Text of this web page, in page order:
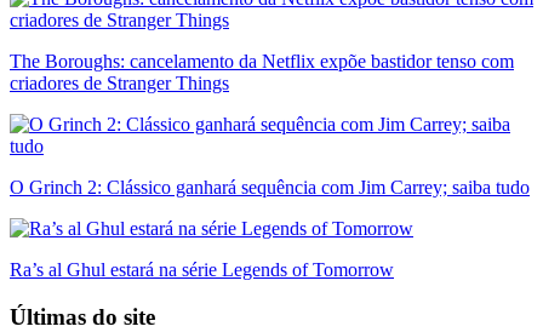
The Boroughs: cancelamento da Netflix expõe bastidor tenso com
criadores de Stranger Things
O Grinch 2: Clássico ganhará sequência com Jim Carrey; saiba tudo
Ra’s al Ghul estará na série Legends of Tomorrow
Últimas do site